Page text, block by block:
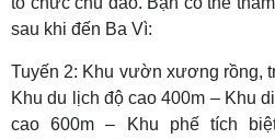
sau khi đến Ba Vì:
Tuyến 2: Khu vườn xương rồng,
Khu du lịch độ cao 400m – Khu
cao 600m – Khu phế tích